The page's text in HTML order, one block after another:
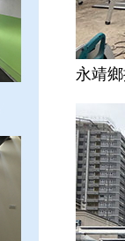
永靖